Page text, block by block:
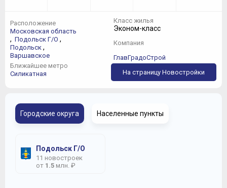
Расположение
Московская область
, Подольск Г/О ,
Подольск ,
Варшавское
Ближайшее метро
Силикатная
Класс жилья
Эконом-класс
Компания
ГлавГрадоСтрой
На страницу Новостройки
Городские округа Населенные пункты
Подольск Г/О
11 новостроек
от 1.5 млн. ₽